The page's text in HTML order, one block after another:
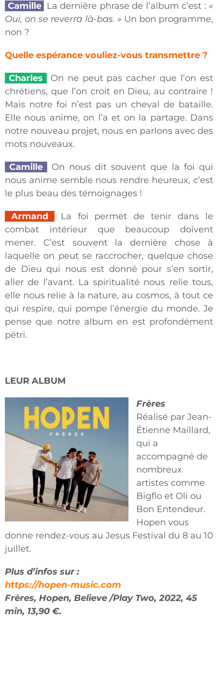
Camille La dernière phrase de l’album c’est : «
Oui,on se reverra là-bas. » Un bon programme,
non ?
Quelle espérance vouliez-vous transmettre ?
Charles
On ne peut pas cacher que l’on est
chrétiens, que l’on croit en Dieu, au contraire !
Mais notre foi n’est pas un cheval de bataille.
Elle nous anime, on l’a et on la partage. Dans
notre nouveau projet, nous en parlons avec des
mots nouveaux.
Camille
On nous dit souvent que la foi qui
nous anime semble nous rendre heureux, c’est
le plus beau des témoignages !
Armand
La foi permet de tenir dans le
combat intérieur que beaucoup doivent
mener. C’est souvent la dernière chose à
laquelle on peut se raccrocher, quelque chose
de Dieu qui nous est donné pour s’en sortir,
aller de l’avant. La spiritualité nous relie tous,
elle nous relie à la nature, au cosmos, à tout ce
qui respire, qui pompe l’énergie du monde. Je
pense que notre album en est profondément
pétri.
LEUR ALBUM
Frères
Réalisé par Jean-
Étienne Maillard,
qui a
accompagné de
nombreux
artistes comme
Bigflo et Oli ou
Bon Entendeur.
Hopen vous
donne rendez-vous au Jesus Festival du 8 au 10
juillet.
Plus d’infos sur :
https://hopen-music.com
Frères, Hopen, Believe /Play Two, 2022, 45
min, 13,90 €.